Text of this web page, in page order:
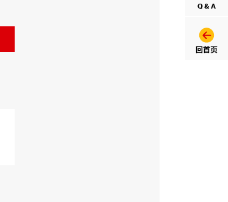
Q & A
回首页